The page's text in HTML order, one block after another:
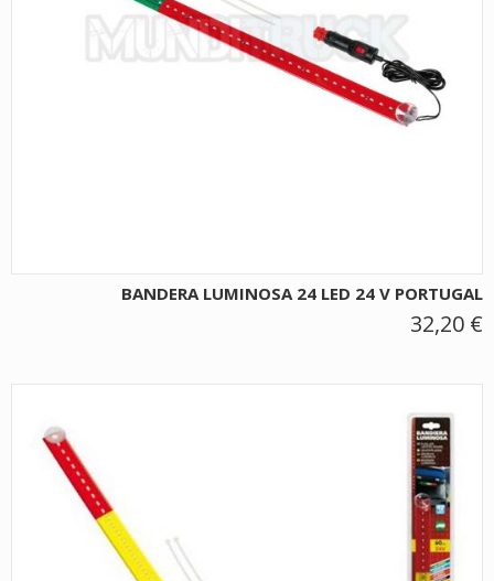
BANDERA LUMINOSA 24 LED 24 V PORTUGAL
32,20 €